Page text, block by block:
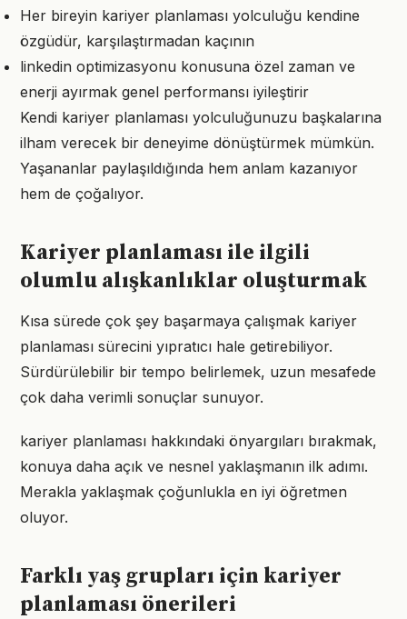
Her bireyin kariyer planlaması yolculuğu kendine
özgüdür, karşılaştırmadan kaçının
linkedin optimizasyonu konusuna özel zaman ve
enerji ayırmak genel performansı iyileştirir
Kendi kariyer planlaması yolculuğunuzu başkalarına
ilham verecek bir deneyime dönüştürmek mümkün.
Yaşananlar paylaşıldığında hem anlam kazanıyor
hem de çoğalıyor.
Kariyer planlaması ile ilgili
olumlu alışkanlıklar oluşturmak
Kısa sürede çok şey başarmaya çalışmak kariyer
planlaması sürecini yıpratıcı hale getirebiliyor.
Sürdürülebilir bir tempo belirlemek, uzun mesafede
çok daha verimli sonuçlar sunuyor.
kariyer planlaması hakkındaki önyargıları bırakmak,
konuya daha açık ve nesnel yaklaşmanın ilk adımı.
Merakla yaklaşmak çoğunlukla en iyi öğretmen
oluyor.
Farklı yaş grupları için kariyer
planlaması önerileri